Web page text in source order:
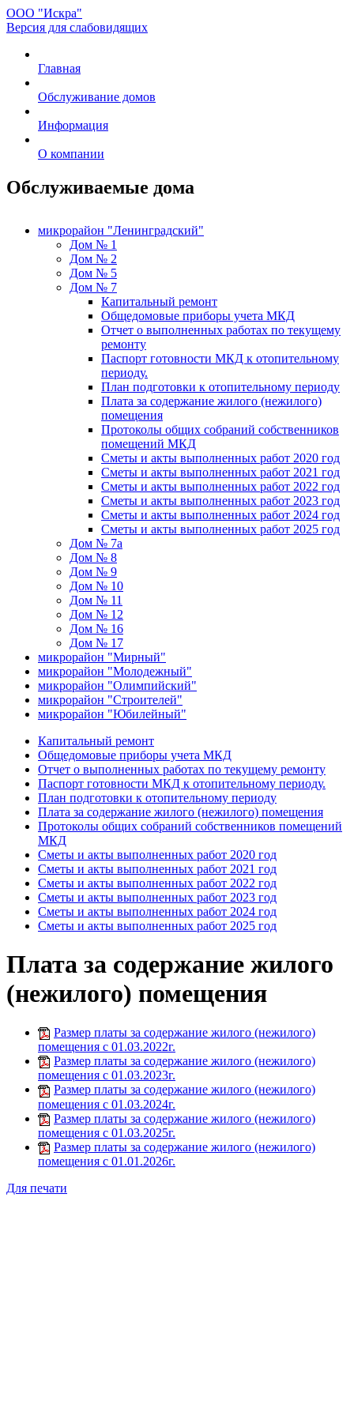
ООО "Искра"
Версия для слабовидящих
Главная
Обслуживание домов
Информация
О компании
Обслуживаемые дома
микрорайон "Ленинградский"
Дом № 1
Дом № 2
Дом № 5
Дом № 7
Капитальный ремонт
Общедомовые приборы учета МКД
Отчет о выполненных работах по текущему
ремонту
Паспорт готовности МКД к отопительному
периоду.
План подготовки к отопительному периоду
Плата за содержание жилого (нежилого)
помещения
Протоколы общих собраний собственников
помещений МКД
Сметы и акты выполненных работ 2020 год
Сметы и акты выполненных работ 2021 год
Сметы и акты выполненных работ 2022 год
Сметы и акты выполненных работ 2023 год
Сметы и акты выполненных работ 2024 год
Сметы и акты выполненных работ 2025 год
Дом № 7а
Дом № 8
Дом № 9
Дом № 10
Дом № 11
Дом № 12
Дом № 16
Дом № 17
микрорайон "Мирный"
микрорайон "Молодежный"
микрорайон "Олимпийский"
микрорайон "Строителей"
микрорайон "Юбилейный"
Капитальный ремонт
Общедомовые приборы учета МКД
Отчет о выполненных работах по текущему ремонту
Паспорт готовности МКД к отопительному периоду.
План подготовки к отопительному периоду
Плата за содержание жилого (нежилого) помещения
Протоколы общих собраний собственников помещений
МКД
Сметы и акты выполненных работ 2020 год
Сметы и акты выполненных работ 2021 год
Сметы и акты выполненных работ 2022 год
Сметы и акты выполненных работ 2023 год
Сметы и акты выполненных работ 2024 год
Сметы и акты выполненных работ 2025 год
Плата за содержание жилого
(нежилого) помещения
Размер платы за содержание жилого (нежилого)
помещения с 01.03.2022г.
Размер платы за содержание жилого (нежилого)
помещения с 01.03.2023г.
Размер платы за содержание жилого (нежилого)
помещения с 01.03.2024г.
Размер платы за содержание жилого (нежилого)
помещения с 01.03.2025г.
Размер платы за содержание жилого (нежилого)
помещения с 01.01.2026г.
Для печати